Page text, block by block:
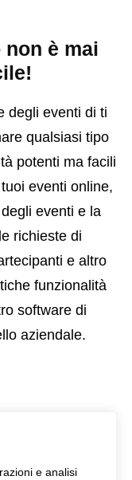
è mai
degli eventi di ti
qualsiasi tipo
potenti ma facili
eventi online,
eventi e la
richieste di
e altro
funzionalità
software di
aziendale.
e analisi